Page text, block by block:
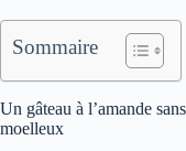
Sommaire
Un gâteau à l’amande
moelleux